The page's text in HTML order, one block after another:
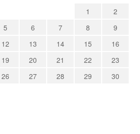
1
2
5 6 7 8
9
12 13 14 15
16
19 20 21 22
23
26 27 28 29
30